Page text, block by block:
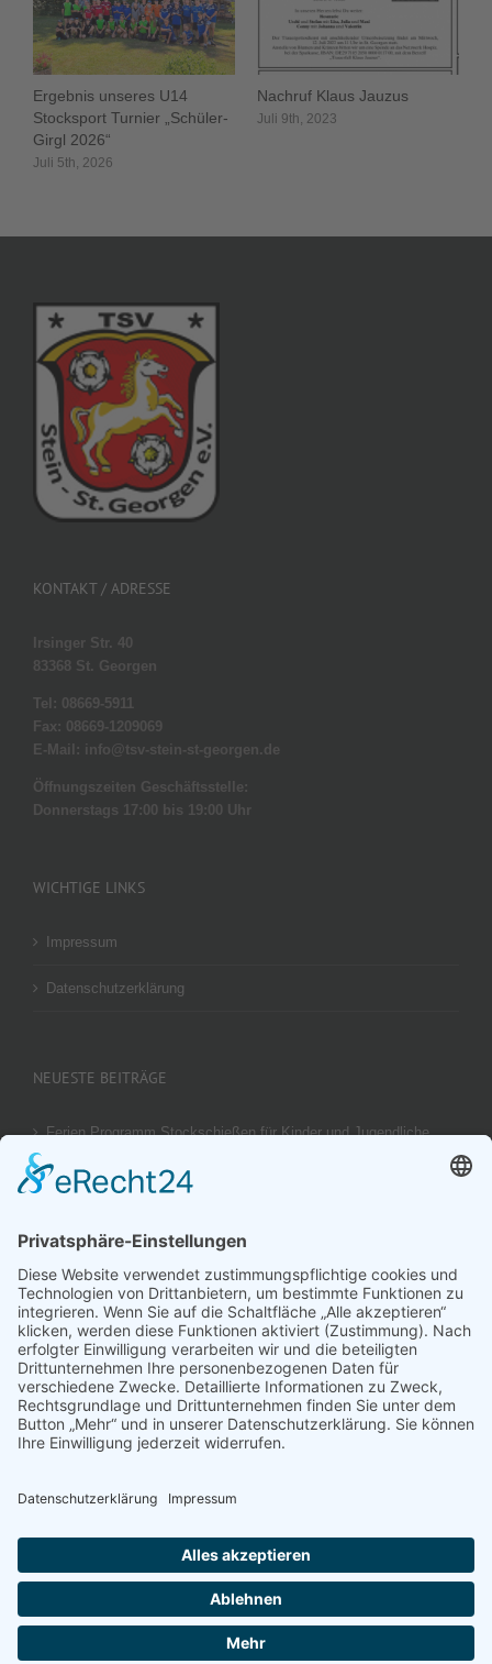
Ergebnis unseres U14
Stocksport Turnier „Schüler-
Girgl 2026“
Juli 5th, 2026
Nachruf Klaus Jauzus
Juli 9th, 2023
KONTAKT / ADRESSE
Irsinger Str. 40
83368 St. Georgen
Tel: 08669-5911
Fax: 08669-1209069
E-Mail: info@tsv-stein-st-georgen.de
Öffnungszeiten Geschäftsstelle:
Donnerstags 17:00 bis 19:00 Uhr
WICHTIGE LINKS
Impressum
Datenschutzerklärung
NEUESTE BEITRÄGE
Ferien Programm Stockschießen für Kinder und Jugendliche
Brotzeit Turnier Stocksport zur Einweihung der Flutlichtanlage
am 18. September 2026
Offener Vereinspokal Stockschießen am So 13.09.2026 für
Gruppen Vereine und Familien
Jugend-Girgl – U14 – Turnier Stocksport Ausschreibung und
Startliste für 04. Juli
© Copyright 2017 -2026 | byTSV Stein - St.Georgen e.V.| All
Rights Reserved | Webdesign bycso24.de